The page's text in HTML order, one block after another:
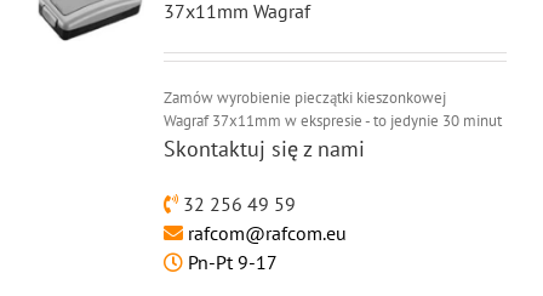
37x11mm Wagraf
Zamów wyrobienie pieczątki kieszonkowej
Wagraf 37x11mm w ekspresie - to jedynie 30 minut
Skontaktuj się z nami
32 256 49 59
rafcom@rafcom.eu
Pn-Pt 9-17